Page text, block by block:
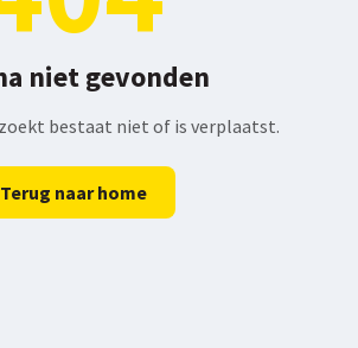
niet gevonden
bestaat niet of is verplaatst.
Terug naar home